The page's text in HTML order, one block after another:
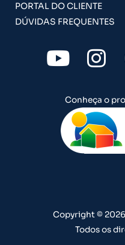
PORTAL DO CLIENTE
DÚVIDAS FREQUENTES
Y
o
u
t
u
b
I
n
s
t
a
g
m
Conheça o
Copyright ©
Todos os